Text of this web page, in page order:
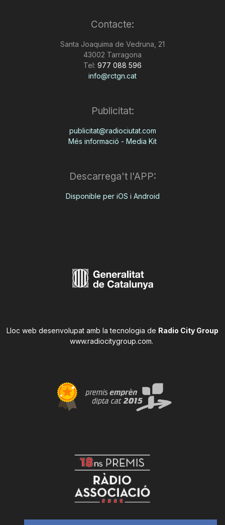
Contacte:
Santa Joaquima de Vedruna, 21
43002 Tarragona
Tel: 977 088 596
info@rctgn.cat
Publicitat:
publicitat@radiociutat.com
Més informació - Media Kit
Descarrega't l'APP:
Disponible per iOS i Android
Lloc web desenvolupat amb la tecnologia de Radio City Group
www.radiocitygroup.com.